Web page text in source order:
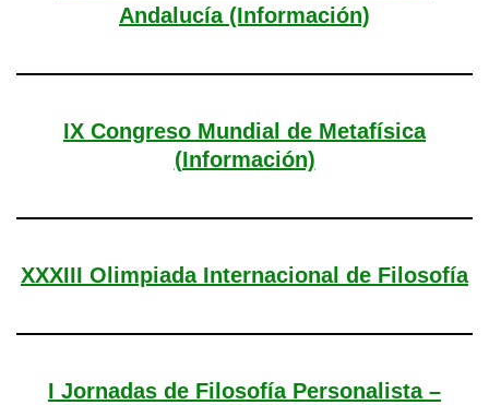
Andalucía (Información)
IX Congreso Mundial de Metafísica
(Información)
XXXIII Olimpiada Internacional de Filosofía
I Jornadas de Filosofía Personalista –